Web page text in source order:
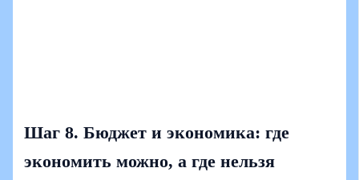
Шаг 8. Бюджет и экономика: где
экономить можно, а где нельзя